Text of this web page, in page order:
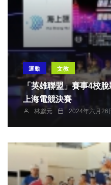
運動 文教
「英雄聯盟」賽事4校脫穎而出 代表
上海電競決賽
林獻元 2024年六月26